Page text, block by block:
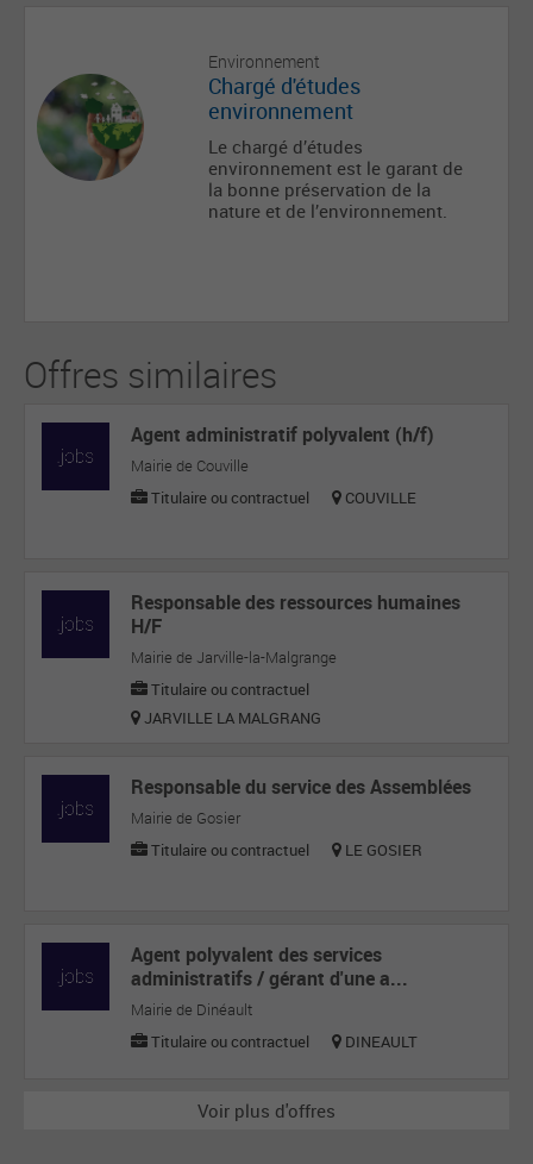
Environnement
Chargé d'études
environnement
Le chargé d’études
environnement est le garant de
la bonne préservation de la
nature et de l’environnement.
Offres similaires
Agent administratif polyvalent (h/f)
Mairie de Couville
Titulaire ou contractuel
COUVILLE
Responsable des ressources humaines
H/F
Mairie de Jarville-la-Malgrange
Titulaire ou contractuel
JARVILLE LA MALGRANG
Responsable du service des Assemblées
Mairie de Gosier
Titulaire ou contractuel
LE GOSIER
Agent polyvalent des services
administratifs / gérant d'une a...
Mairie de Dinéault
Titulaire ou contractuel
DINEAULT
Voir plus d'offres